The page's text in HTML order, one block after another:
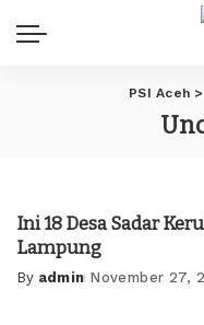
PSI Aceh >
Ini 18 Desa Sadar
Lampung
Posted
By admin November 27,